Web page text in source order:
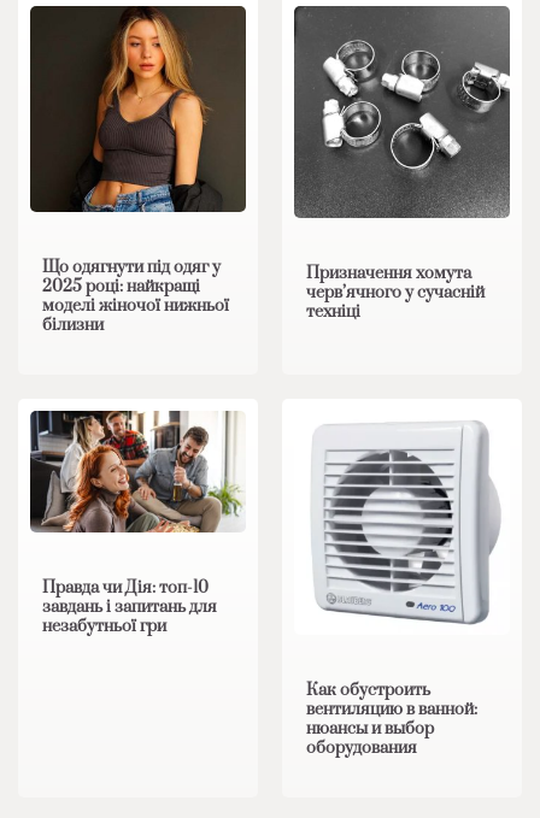
Що одягнути під одяг у
2025 році: найкращі
моделі жіночої нижньої
білизни
Призначення хомута
черв’ячного у сучасній
техніці
Правда чи Дія: топ-10
завдань і запитань для
незабутньої гри
Как обустроить
вентиляцию в ванной:
нюансы и выбор
оборудования